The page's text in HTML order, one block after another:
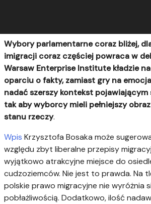
Wybory parlamentarne coraz bliżej,
imigracji coraz częściej powraca w
Warsaw Enterprise Institute kładzie
oparciu o fakty, zamiast gry na
nadać szerszy kontekst
tak aby wyborcy mieli pełniejszy
stanu rzeczy.
Wpis Krzysztofa Bosaka może
względu zbyt liberalne przepisy
wyjątkowo atrakcyjne miejsce do
cudzoziemców. Nie jest to prawda. Na
polskie prawo migracyjne nie wyróżnia
pobłażliwością. Dodatkowo, ilość